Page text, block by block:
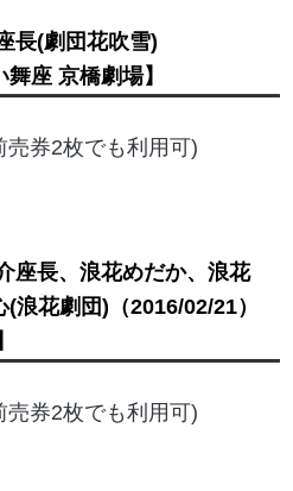
長(劇団花吹雪)
舞座 京橋劇場】
売券2枚でも利用可)
座長、浪花めだか、浪花
(浪花劇団) （2016/02/21）
売券2枚でも利用可)